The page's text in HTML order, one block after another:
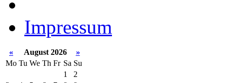
Impressum
« August 2026
»
Mo Tu We Th Fr Sa Su
1
2